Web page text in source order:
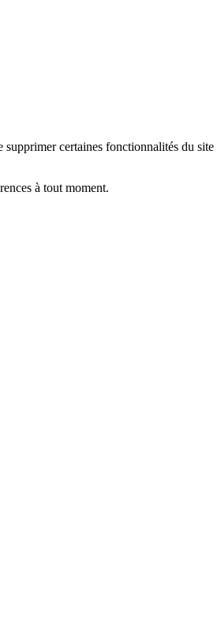
certaines fonctionnalités du site
à tout moment.